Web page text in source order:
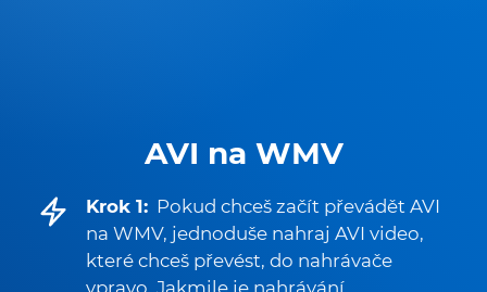
AVI na WMV
Krok 1: Pokud chceš začít převádět AVI
na WMV, jednoduše nahraj AVI video,
které chceš převést, do nahrávače
vpravo. Jakmile je nahrávání